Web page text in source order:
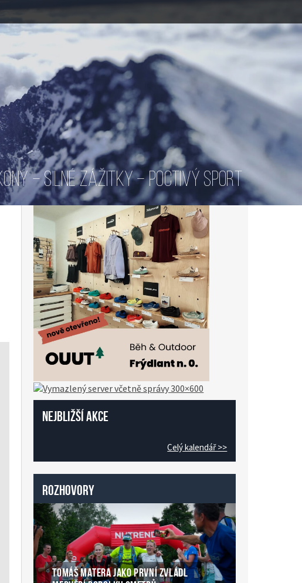
– SILNÉ ZÁŽITKY – POCTIVÝ SPORT
Nejbližší akce
Celý kalendář >>
Rozhovory
TOMÁŠ MATERA JAKO PRVNÍ ZVLÁDL